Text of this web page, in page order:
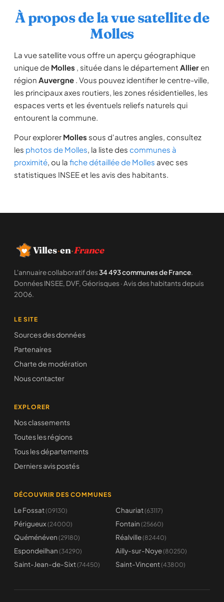
À propos de la vue satellite de
Molles
La vue satellite vous offre un aperçu géographique
unique de Molles , située dans le département Allieren
région Auvergne . Vous pouvez identifier le centre-ville,
les principaux axes routiers, les zones résidentielles, les
espaces verts et les éventuels reliefs naturels qui
entourent la commune.
Pour explorer Molles sous d'autres angles, consultez
les photos de Molles, la liste des communes à
proximité, ou la fiche détaillée de Molles avec ses
statistiques INSEE et les avis des habitants.
Villes·en·France
L'annuaire collaboratif des34 493 communes de France.
Données INSEE, DVF, Géorisques · Avis des habitants depuis
2006.
LE SITE
Sources des données
Partenaires
Charte de modération
Nous contacter
EXPLORER
Nos classements
Toutes les régions
Tous les départements
Derniers avis postés
DÉCOUVRIR DES COMMUNES
Le Fossat(09130) Chauriat(63117)
Périgueux (24000) Fontain (25660)
Quéménéven (29180) Réalville(82440)
Espondeilhan (34290) Ailly-sur-Noye(80250)
Saint-Jean-de-Sixt(74450) Saint-Vincent(43800)